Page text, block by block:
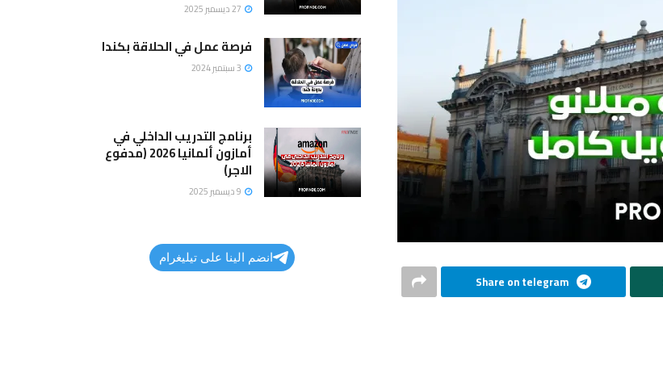
Share on telegram
فرصة عمل في الحلاقة بكندا
برنامج التدريب الداخلي في
أمازون ألمانيا 2026 (مدفوع
الاجر)
انضم الينا على تيليغرام